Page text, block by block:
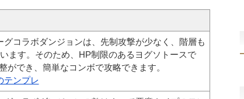
グコラボダンジョンは、先制攻撃が少なく、階層も
ます。そのため、HP制限のあるヨグソトースで
ができ、簡単なコンボで攻略できます。
テンプレ